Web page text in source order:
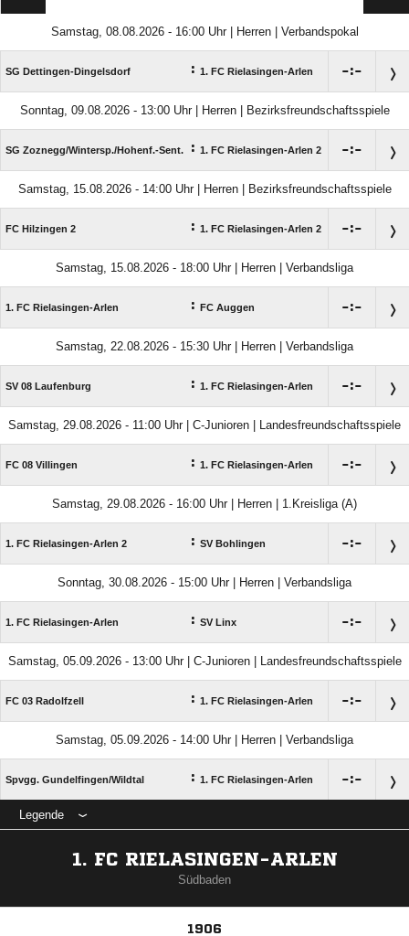
Samstag, 08.08.2026 - 16:00 Uhr | Herren | Verbandspokal
SG Dettingen-Dingelsdorf : 1. FC Rielasingen-Arlen :
Sonntag, 09.08.2026 - 13:00 Uhr | Herren | Bezirksfreundschaftsspiele
SG Zoznegg/​Wintersp./​Hohenf.-Sent. : 1. FC Rielasingen-Arlen 2 :
Samstag, 15.08.2026 - 14:00 Uhr | Herren | Bezirksfreundschaftsspiele
FC Hilzingen 2 : 1. FC Rielasingen-Arlen 2 :
Samstag, 15.08.2026 - 18:00 Uhr | Herren | Verbandsliga
1. FC Rielasingen-Arlen : FC Auggen :
Samstag, 22.08.2026 - 15:30 Uhr | Herren | Verbandsliga
SV 08 Laufenburg : 1. FC Rielasingen-Arlen :
Samstag, 29.08.2026 - 11:00 Uhr | C-Junioren | Landesfreundschaftsspiele
FC 08 Villingen : 1. FC Rielasingen-Arlen :
Samstag, 29.08.2026 - 16:00 Uhr | Herren | 1.Kreisliga (A)
1. FC Rielasingen-Arlen 2 : SV Bohlingen :
Sonntag, 30.08.2026 - 15:00 Uhr | Herren | Verbandsliga
1. FC Rielasingen-Arlen : SV Linx :
Samstag, 05.09.2026 - 13:00 Uhr | C-Junioren | Landesfreundschaftsspiele
FC 03 Radolfzell : 1. FC Rielasingen-Arlen :
Samstag, 05.09.2026 - 14:00 Uhr | Herren | Verbandsliga
Spvgg. Gundelfingen/​Wildtal : 1. FC Rielasingen-Arlen :
Legende
1. FC RIELASINGEN-ARLEN
Südbaden
1906